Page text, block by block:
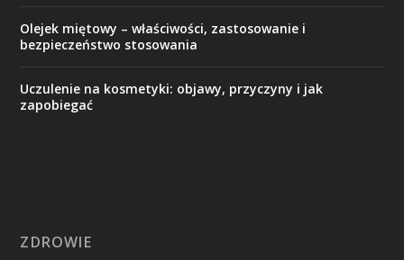
Olejek miętowy – właściwości, zastosowanie i
bezpieczeństwo stosowania
Uczulenie na kosmetyki: objawy, przyczyny i jak
zapobiegać
ZDROWIE